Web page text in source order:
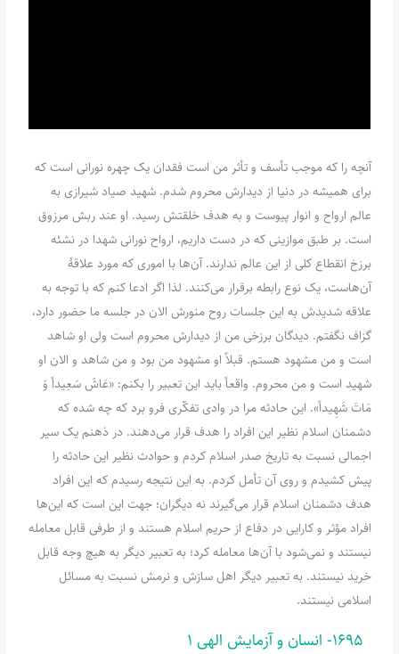
آنچه را که موجب تأسف و تأثر من است فقدان یک چهره نورانی است که
برای همیشه در دنیا از دیدارش محروم شدم. شهید صیاد شیرازی به
عالم ارواح و انوار پیوست و به هدف خلقتش رسید. او عند ربش مرزوق
است. بر طبق موازینی که در دست داریم، ارواح نورانی شهدا در نشئه
برزخ انقطاع کلی از این عالم ندارند. آن‌ها با اموری که مورد علاقۀ
آن‌هاست، یک نوع رابطه برقرار می‌کنند. لذا اگر ادعا کنم که با توجه به
علاقه شدیدش به این جلسات روح منورش الان در جلسه ما حضور دارد،
گزاف نگفتم. دیدگان برزخی من از دیدارش محروم است ولی او شاهد
است و من مشهود هستم. قبلاً او مشهود من بود و من شاهد و الان او
شهید است و من محروم. واقعاً باید این تعبیر را بکنم: «عَاشَ سَعِیداً وَ
مَاتَ شَهِیداً». این حادثه مرا در وادی تفکّری فرو برد که چه شده که
دشمنان اسلام نظیر این افراد را هدف قرار می‌دهند. در ذهنم یک سیر
اجمالی نسبت‌ به تاریخ صدر اسلام کردم و حوادث نظیر این حادثه را
پیش کشیدم و روی آن تأمل کردم. به این نتیجه رسیدم که این افراد
هدف دشمنان اسلام قرار می‌گیرند نه دیگران؛ جهت این است که این‌ها
افراد مؤثر و کارایی در دفاع از حریم اسلام هستند و از طرفی قابل معامله
نیستند و نمی‌شود با آن‌ها معامله کرد؛ به تعبیر دیگر به هیچ وجه قابل
خرید نیستند. به تعبیر دیگر اهل سازش و نرمش نسبت‌ به مسائل
اسلامی نیستند.
1695- انسان و آزمایش الهی 1